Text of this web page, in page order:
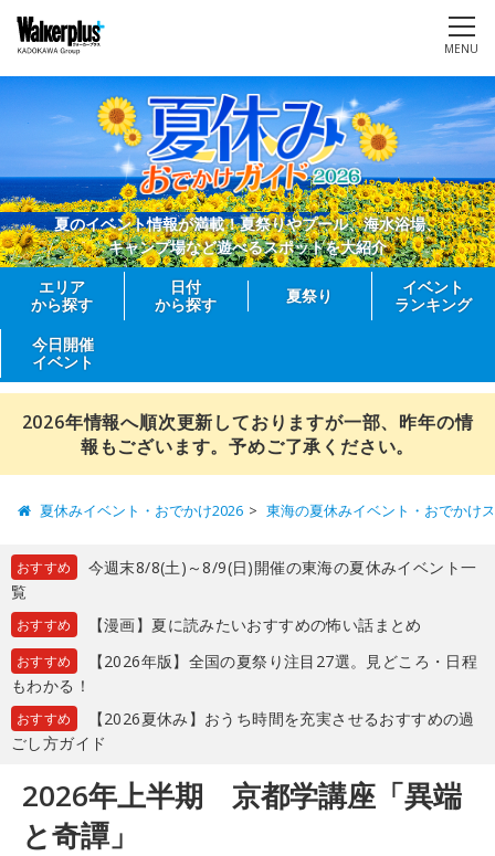
MENU
夏のイベント情報が満載！夏祭りやプール、海水浴場、
キャンプ場など遊べるスポットを大紹介
エリア
から探す
日付
から探す
夏祭り
イベント
ランキング
今日開催
イベント
2026年情報へ順次更新しておりますが一部、昨年の情
報もございます。予めご了承ください。
夏休みイベント・おでかけ2026 東海の夏休みイベント・おでかけ
おすすめ
今週末8/8(土)～8/9(日)開催の東海の夏休みイベント一
覧
おすすめ 【漫画】夏に読みたいおすすめの怖い話まとめ
おすすめ
【2026年版】全国の夏祭り注目27選。見どころ・日程
もわかる！
おすすめ
【2026夏休み】おうち時間を充実させるおすすめの過
ごし方ガイド
2026年上半期 京都学講座「異端
と奇譚」